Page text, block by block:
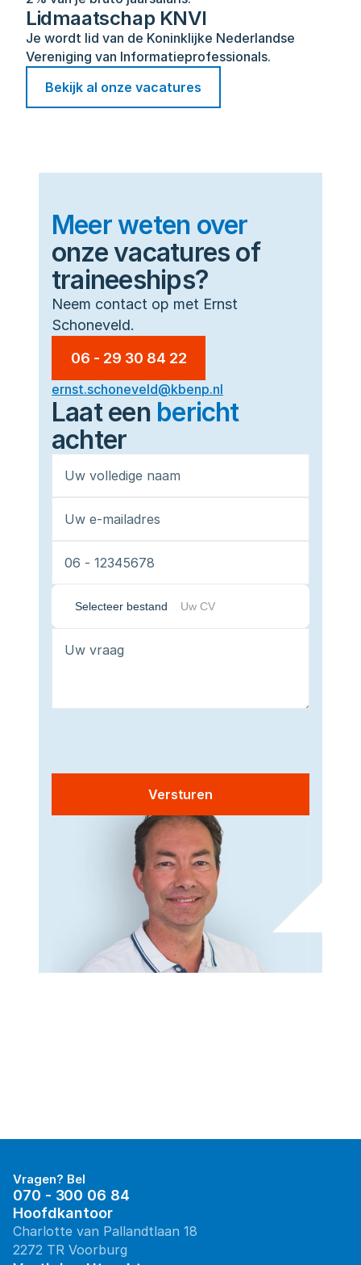
Lidmaatschap KNVI
Je wordt lid van de Koninklijke Nederlandse
Vereniging van Informatieprofessionals.
Bekijk al onze vacatures
Meer weten over
onze vacatures of
traineeships?
Neem contact op met Ernst
Schoneveld.
06 - 29 30 84 22
ernst.schoneveld@kbenp.nl
Laat een bericht
achter
Selecteer bestand Uw CV
Versturen
Vragen? Bel
070 - 300 06 84
Hoofdkantoor
Charlotte van Pallandtlaan 18
2272 TR Voorburg